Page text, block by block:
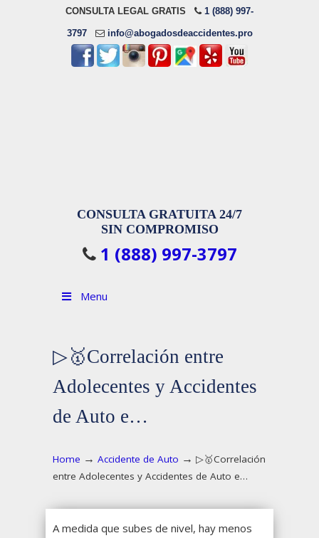
CONSULTA LEGAL GRATIS 1 (888) 997-
3797 info@abogadosdeaccidentes.pro
CONSULTA GRATUITA 24/7
SIN COMPROMISO
1 (888) 997-3797
Menu
▷🥇Correlación entre
Adolecentes y Accidentes
de Auto e…
Home → Accidente de Auto → ▷🥇Correlación
entre Adolecentes y Accidentes de Auto e…
A medida que subes de nivel, hay menos